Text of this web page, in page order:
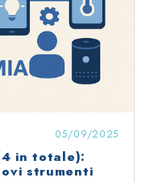
05/09/2025
in totale):
strumenti